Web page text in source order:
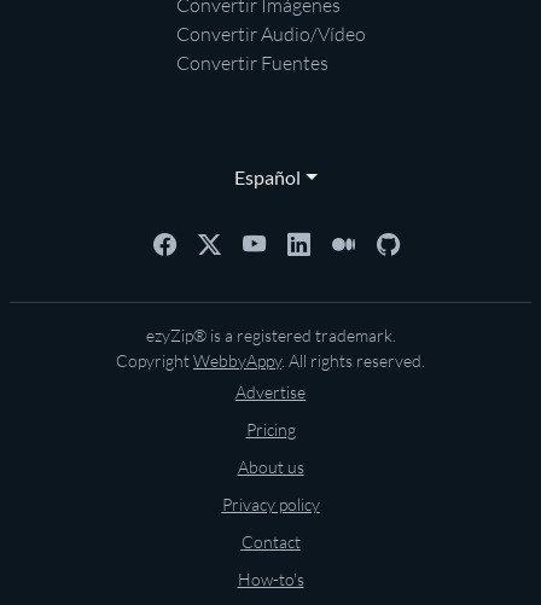
Convertir Imágenes
Convertir Audio/Vídeo
Convertir Fuentes
Español
ezyZip® is a registered trademark.
CopyrightWebbyAppy. All rights reserved.
Advertise
Pricing
About us
Privacy policy
Contact
How-to's